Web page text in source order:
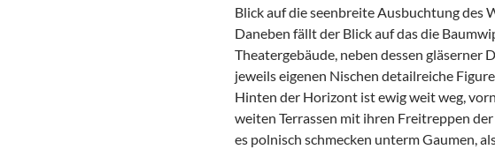
Blick auf die seenbreite Ausbuchtung des
Daneben fällt der Blick auf das die
Theatergebäude, neben dessen gläserner
jeweils eigenen Nischen detailreiche
Hinten der Horizont ist ewig weit weg,
weiten Terrassen mit ihren Freitreppen
es polnisch schmecken unterm Gaumen,